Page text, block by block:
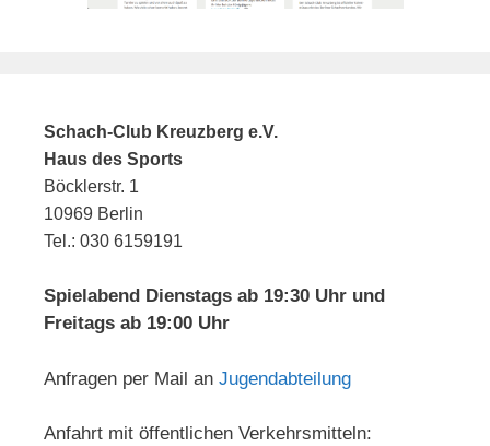
Schach-Club Kreuzberg e.V.
Haus des Sports
Böcklerstr. 1
10969 Berlin
Tel.: 030 6159191
Spielabend Dienstags ab 19:30 Uhr und
Freitags ab 19:00 Uhr
Anfragen per Mail an Jugendabteilung
Anfahrt mit öffentlichen Verkehrsmitteln: